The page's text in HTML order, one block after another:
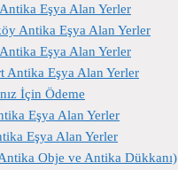
Eşya Alan Yerler
Antika Eşya Alan Yerler
Eşya Alan Yerler
Antika Eşya Alan Yerler
İçin Ödeme
Eşya Alan Yerler
Eşya Alan Yerler
Obje ve Antika Dükkanı)